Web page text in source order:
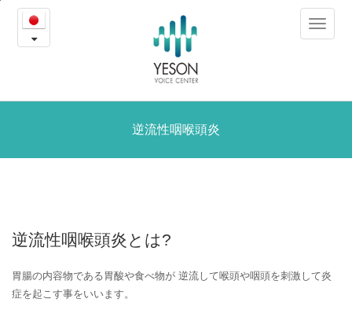
逆
流
咽
頭
Toggle
逆流性咽喉頭炎
逆流性咽喉頭炎とは?
胃腸の内容物である胃酸や食べ物が 逆流して喉頭や咽頭を刺激して炎
症を起こす事をいいます。